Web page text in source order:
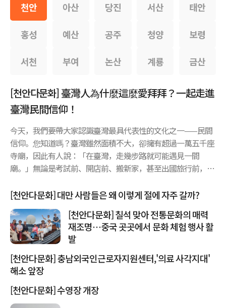
천안 아산 당진 서산 태안
홍성 예산 공주 청양 보령
서천 부여 논산 계룡 금산
[천안다문화] 臺灣人為什麼這麼愛拜拜？一起走進
臺灣民間信仰！
今天，我們要帶大家認識臺灣最具代表性的文化之一——民間
信仰。您知道嗎？臺灣雖然面積不大，卻擁有超過一萬五千座
寺廟，因此有人說：「在臺灣，走幾步路就可能遇見一間
廟。」無論是考試前、開店前、搬新家，甚至出國旅行前，許
希望考試金榜題名。在眾多神明當中，最受歡迎的就是媽祖。
她被尊稱為「海上的守護神」，也是許多臺灣人心中的守護
神。每年舉辦的媽祖遶境，吸引數十萬甚至上百萬名信眾參
加。有些人會跟著神轎步行三百多公里，連續走上九天八夜。
更令人感動的是，沿途有...
[천안다문화] 대만 사람들은 왜 이렇게 절에 자주 갈까?
[천안다문화] 칠석 맞아 전통문화의 매력
재조명…중국 곳곳에서 문화 체험 행사 활
발
[천안다문화] 충남외국인근로자지원센터,'의료 사각지대'
해소 앞장
[천안다문화] 수영장 개장